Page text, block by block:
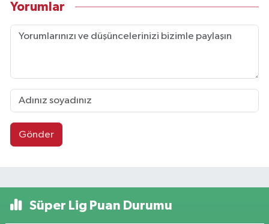
Yorumlar
Gönder
Süper Lig Puan Durumu